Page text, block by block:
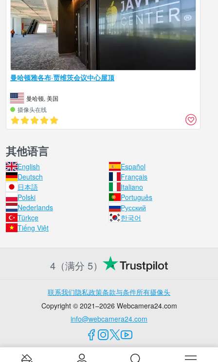
曼哈顿雅各布·贾维茨会议中心屋顶
曼哈顿, 美国
摄像头在线
其他语言
English
Español
Deutsch
Français
日本語
Italiano
Polski
Português
Nederlands
Русский
Türkçe
한국어
Tiếng Việt
4（满分 5）
联系我们隐私政策条款与条件所有摄像头
Copyright © 2021–2026 Webcamera24.com
info@webcamera24.com